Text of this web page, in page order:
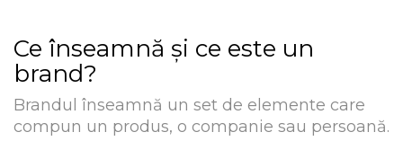
Ce înseamnă și ce este un
brand?
Brandul înseamnă un set de elemente care
compun un produs, o companie sau persoană.